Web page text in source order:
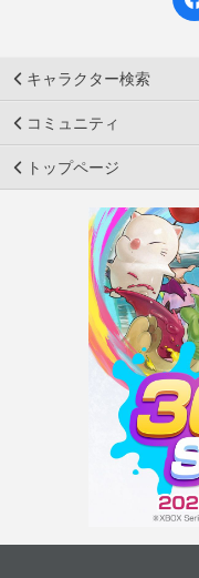
キャラクター検索
コミュニティ
トップページ